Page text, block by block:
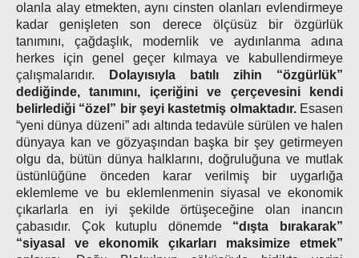
olanla alay etmekten, aynı cinsten olanları evlendirmeye
kadar genişleten son derece ölçüsüz bir özgürlük
tanımını, çağdaşlık, modernlik ve aydınlanma adına
herkes için genel geçer kılmaya ve kabullendirmeye
çalışmalarıdır.
Dolayısıyla batılı zihin “özgürlük”
dediğinde, tanımını, içeriğini ve çerçevesini kendi
belirlediği “özel” bir şeyi kastetmiş olmaktadır. Esasen
“yeni dünya düzeni” adı altında tedavüle sürülen ve halen
dünyaya kan ve gözyaşından başka bir şey getirmeyen
olgu da, bütün dünya halklarını, doğruluğuna ve mutlak
üstünlüğüne önceden karar verilmiş bir uygarlığa
eklemleme ve bu eklemlenmenin siyasal ve ekonomik
çıkarlarla en iyi şekilde örtüşeceğine olan inancın
çabasıdır. Çok kutuplu dönemde “dışta bırakarak”
“siyasal ve ekonomik çıkarları maksimize etmek”